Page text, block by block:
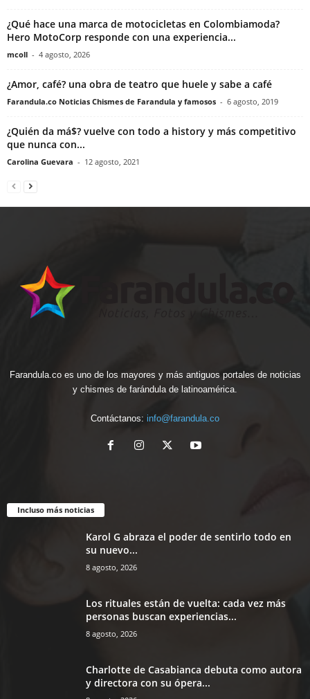
¿Qué hace una marca de motocicletas en Colombiamoda?
Hero MotoCorp responde con una experiencia...
mcoll - 4 agosto, 2026
¿Amor, café? una obra de teatro que huele y sabe a café
Farandula.co Noticias Chismes de Farandula y famosos - 6 agosto, 2019
¿Quién da má$? vuelve con todo a history y más competitivo
que nunca con...
Carolina Guevara - 12 agosto, 2021
Farandula.co es uno de los mayores y más antiguos portales de noticias
y chismes de farándula de latinoamérica.
Contáctanos: info@farandula.co
Incluso más noticias
Karol G abraza el poder de sentirlo todo en
su nuevo...
8 agosto, 2026
Los rituales están de vuelta: cada vez más
personas buscan experiencias...
8 agosto, 2026
Charlotte de Casabianca debuta como autora
y directora con su ópera...